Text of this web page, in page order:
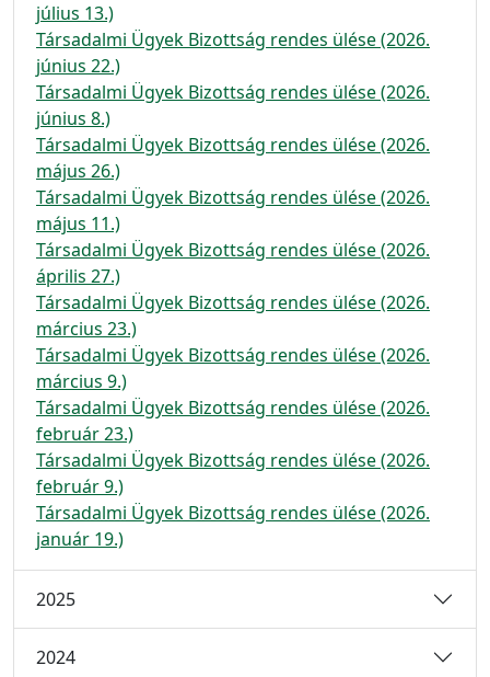
július 13.)
Társadalmi Ügyek Bizottság rendes ülése (2026.
június 22.)
Társadalmi Ügyek Bizottság rendes ülése (2026.
június 8.)
Társadalmi Ügyek Bizottság rendes ülése (2026.
május 26.)
Társadalmi Ügyek Bizottság rendes ülése (2026.
május 11.)
Társadalmi Ügyek Bizottság rendes ülése (2026.
április 27.)
Társadalmi Ügyek Bizottság rendes ülése (2026.
március 23.)
Társadalmi Ügyek Bizottság rendes ülése (2026.
március 9.)
Társadalmi Ügyek Bizottság rendes ülése (2026.
február 23.)
Társadalmi Ügyek Bizottság rendes ülése (2026.
február 9.)
Társadalmi Ügyek Bizottság rendes ülése (2026.
január 19.)
2025
2024